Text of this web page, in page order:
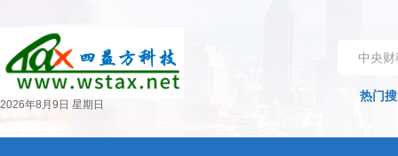
2026年8月9日 星期日
中央
热门